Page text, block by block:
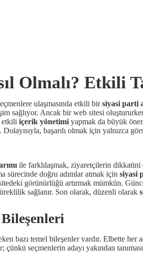
Olmalı? Etkili
ulaşmasında etkili birsiyasi parti
sağlıyor. Ancak bir web sitesi
etkili içerik yönetimi yapmak da büyük
başarılı olmak için yalnızca
ile farklılaşmak, ziyaretçilerin dikkatini
sürecinde doğru adımlar atmak için siyasi
görünürlüğü artırmak mümkün.
sağlanır. Son olarak, düzenli olarak
bazı temel bileşenler vardır. Elbette
seçmenlerin adayı yakından